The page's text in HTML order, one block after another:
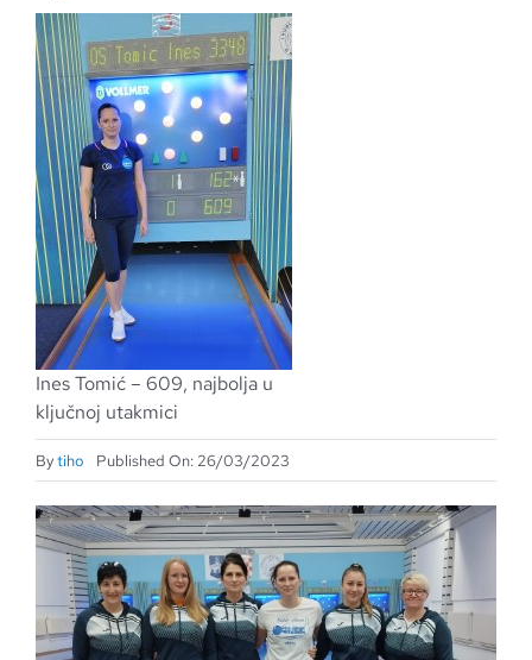
Ines Tomić – 609, najbolja u
ključnoj utakmici
Bytiho Published On: 26/03/2023